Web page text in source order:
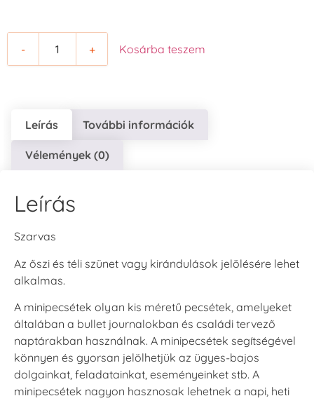
- + Kosárba teszem
Leírás További információk
Vélemények (0)
Leírás
Szarvas
Az őszi és téli szünet vagy kirándulások jelölésére lehet
alkalmas.
A minipecsétek olyan kis méretű pecsétek, amelyeket
általában a bullet journalokban és családi tervező
naptárakban használnak. A minipecsétek segítségével
könnyen és gyorsan jelölhetjük az ügyes-bajos
dolgainkat, feladatainkat, eseményeinket stb. A
minipecsétek nagyon hasznosak lehetnek a napi, heti